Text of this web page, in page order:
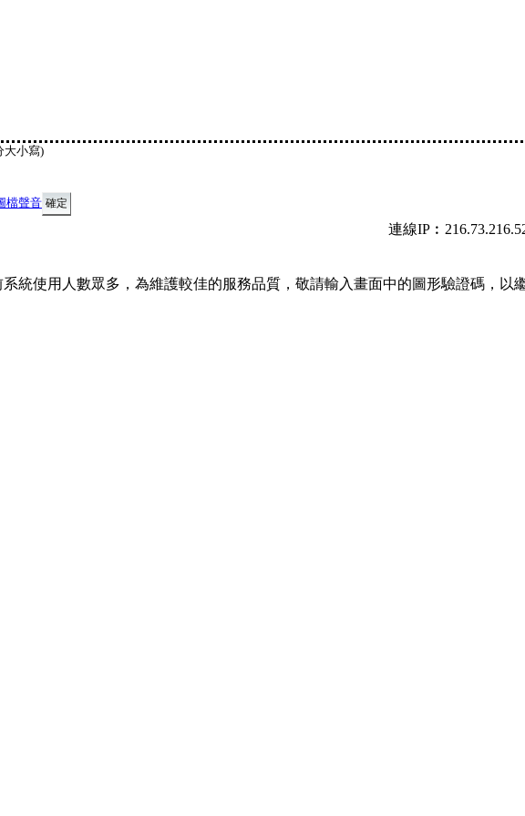
大小寫)
檔聲音
連線
統使用人數眾多，為維護較佳的服務品質，敬請輸入畫面中的圖形驗證碼，以